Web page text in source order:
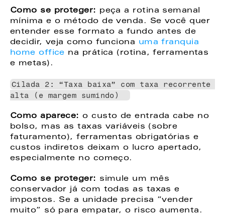
Como se proteger: peça a rotina semanal
mínima e o método de venda. Se você quer
entender esse formato a fundo antes de
decidir, veja como funciona uma franquia
home office na prática (rotina, ferramentas
e metas).
Cilada 2: “Taxa baixa” com taxa recorrente
alta (e margem sumindo)
Como aparece: o custo de entrada cabe no
bolso, mas as taxas variáveis (sobre
faturamento), ferramentas obrigatórias e
custos indiretos deixam o lucro apertado,
especialmente no começo.
Como se proteger: simule um mês
conservador já com todas as taxas e
impostos. Se a unidade precisa “vender
muito” só para empatar, o risco aumenta.